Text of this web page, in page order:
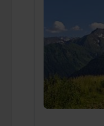
may combine it with other
provided to them or that